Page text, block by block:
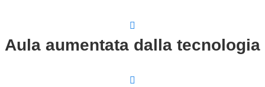
Aula aumentata dalla tecnologia